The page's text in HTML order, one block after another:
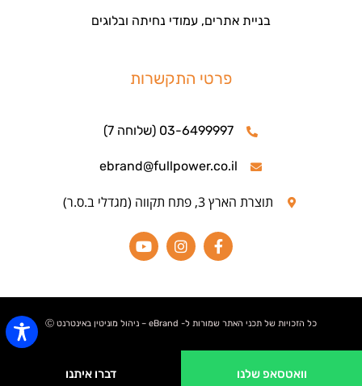
וואטסאפ שלנו דברו איתנו
בניית אתרים, עמודי נחיתה ובלוגים
פרטי התקשרות
03-6499997 (שלוחה 7)
ebrand@fullpower.co.il
תוצרת הארץ 3, פתח תקווה (מגדלי ב.ס.ר)
כל הזכויות של תכני האתר שמורות ל- eBrand – ניהול מוניטין באינטרנט Ⓒ